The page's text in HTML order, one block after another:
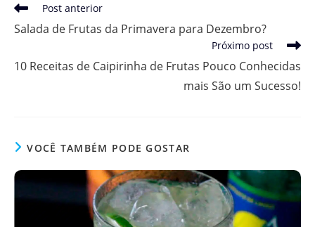
Leia
mais
artigos
Post anterior
Salada de Frutas da Primavera para Dezembro?
Próximo post
10 Receitas de Caipirinha de Frutas Pouco Conhecidas
mais São um Sucesso!
VOCÊ TAMBÉM PODE GOSTAR